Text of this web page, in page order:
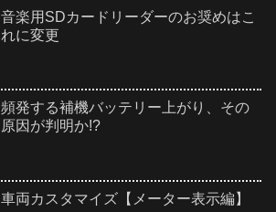
音楽用SDカードリーダーのお奨めはこ
れに変更
頻発する補機バッテリー上がり、その
原因が判明か!?
車両カスタマイズ【メーター表示編】